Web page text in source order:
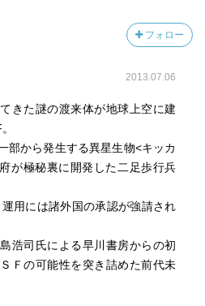
フォロー
2013.07.06
きた謎の渡来体が地球上空に建
部から発生する異星生物<キッカ
が極秘裏に開発した二足歩行兵
用には諸外国の承認が強請され
浩司氏による早川書房からの初
Ｆの可能性を突き詰めた前代未